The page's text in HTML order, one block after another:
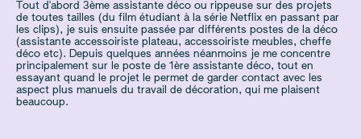
Tout d'abord 3ème assistante déco ou rippeuse sur des projets
de toutes tailles (du film étudiant à la série Netflix en passant par
les clips), je suis ensuite passée par différents postes de la déco
(assistante accessoiriste plateau, accessoiriste meubles, cheffe
déco etc). Depuis quelques années néanmoins je me concentre
principalement sur le poste de 1ère assistante déco, tout en
essayant quand le projet le permet de garder contact avec les
aspect plus manuels du travail de décoration, qui me plaisent
beaucoup.